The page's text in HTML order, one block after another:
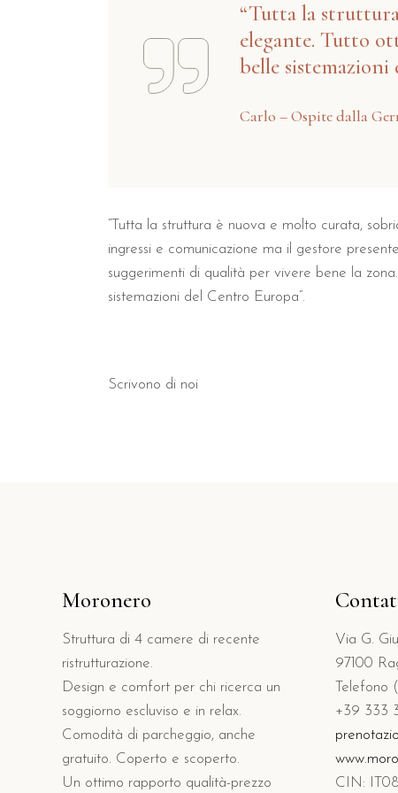
“Tutta la
elegante. Tutto
belle sistemazioni
Carlo – Ospite dalla
“Tutta la struttura è nuova e molto curata,
ingressi e comunicazione ma il gestore
suggerimenti di qualità per vivere bene la
sistemazioni del Centro Europa”.
Scrivono di noi
Moronero
Struttura di 4 camere di recente
ristrutturazione.
Design e comfort per chi ricerca un
soggiorno escluviso e in relax.
Comodità di parcheggio, anche
gratuito. Coperto e scoperto.
Un ottimo rapporto qualità-prezzo
Via G.
97100
Telefono
+39 333
CIN: